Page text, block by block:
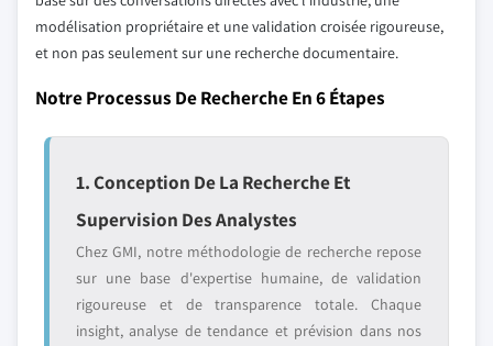
modélisation propriétaire et une validation croisée rigoureuse,
et non pas seulement sur une recherche documentaire.
Notre Processus De Recherche En 6 Étapes
1. Conception De La Recherche Et
Supervision Des Analystes
Chez GMI, notre méthodologie de recherche repose
sur une base d'expertise humaine, de validation
rigoureuse et de transparence totale. Chaque
insight, analyse de tendance et prévision dans nos